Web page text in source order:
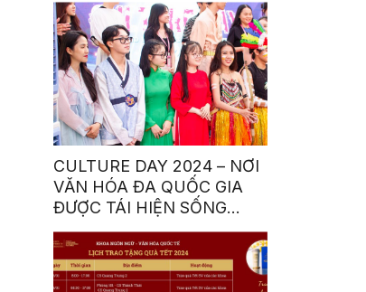
CULTURE DAY 2024 – NƠI
VĂN HÓA ĐA QUỐC GIA
ĐƯỢC TÁI HIỆN SỐNG
ĐỘNG BỞI SINH VIÊN HSU